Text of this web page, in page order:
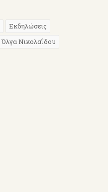
Εκδηλώσεις
Όλγα Νικολαΐδου